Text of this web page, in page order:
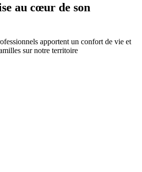
au cœur de son
apportent un confort de vie et
sur notre territoire